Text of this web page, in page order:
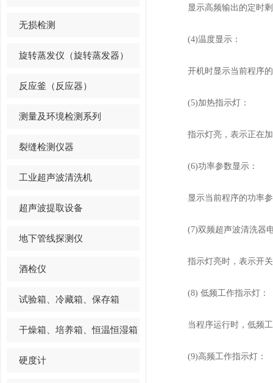
无损检测
旋转蒸发仪（旋转蒸发器）
反应釜（反应器）
测量及环境检测系列
裂缝检测仪器
工业超声波清洗机
超声波提取设备
地下管线探测仪
酒检仪
试验箱、冷藏箱、保存箱
干燥箱、培养箱、恒温恒湿箱
硬度计
显示高频输出的定时剩
(4)温度显示：
开机时显示当前程序的
(5)加热指示灯：
指示灯亮，表示正在加
(6)功率参数显示：
显示当前程序的功率参
(7)双频超声波清洗器电
指示灯亮时，表示开关
(8) 低频工作指示灯：
当程序运行时，低频工
(9)高频工作指示灯：